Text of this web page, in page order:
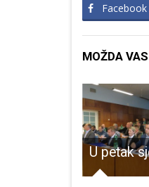
Facebook
MOŽDA